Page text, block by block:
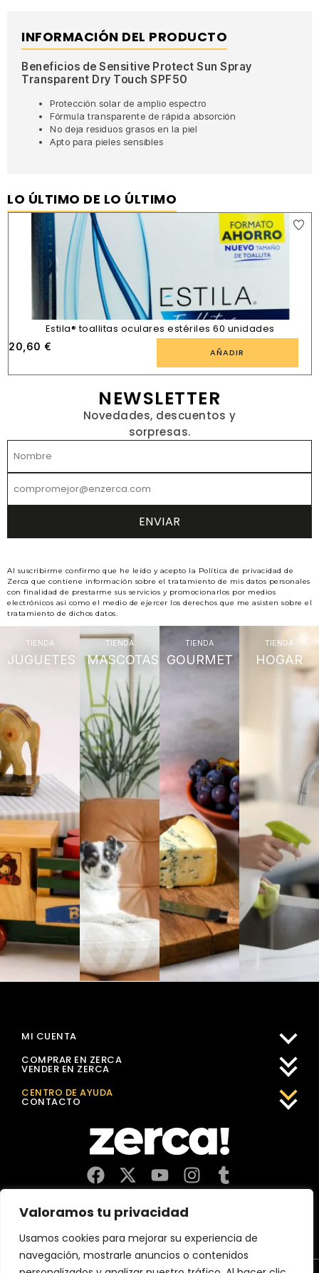
Valoramos tu privacidad
Usamos cookies para mejorar su experiencia de
navegación, mostrarle anuncios o contenidos
INFORMACIÓN DEL PRODUCTO
Beneficios de Sensitive Protect Sun Spray
Transparent Dry Touch SPF50
Protección solar de amplio espectro
Fórmula transparente de rápida absorción
No deja residuos grasos en la piel
Apto para pieles sensibles
LO ÚLTIMO DE LO ÚLTIMO
Estila® toallitas oculares estériles 60 unidades
20,60 € AÑADIR
NEWSLETTER
Novedades, descuentos y
sorpresas.
Al suscribirme confirmo que he leído y acepto la Política de privacidad de
Zerca que contiene información sobre el tratamiento de mis datos personales
con finalidad de prestarme sus servicios y promocionarlos por medios
electrónicos así como el medio de ejercer los derechos que me asisten sobre el
tratamiento de dichos datos.
TIENDA
JUGUETES
TIENDA
MASCOTAS
TIENDA
GOURMET
TIENDA
HOGAR
Comercios, productores y distribuidores locales. Pagan
impuestos aquí, y dinamizan economía y empleo en tu
MI CUENTA
COMPRAR EN ZERCA
VENDER EN ZERCA
CENTRO DE AYUDA
CONTACTO